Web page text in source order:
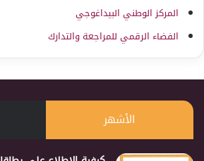
المركز الوطني البيداغوجي
الفضاء الرقمي للمراجعة والتدارك
الأشهر